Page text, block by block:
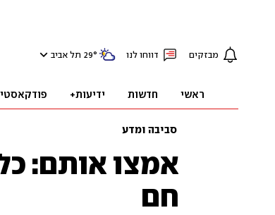
מבזקים דווחו לנו 29° תל אביב
ראשי חדשות ידיעות+
סביבה ומדע
אמצו אותם:
חם